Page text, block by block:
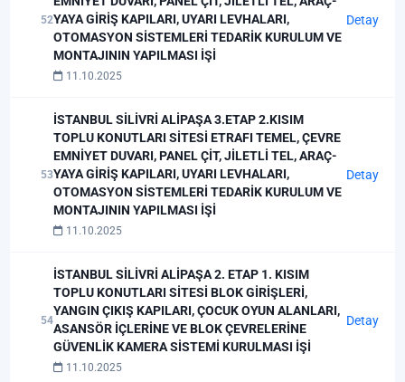
52YAYA GİRİŞ KAPILARI, UYARI LEVHALARI,
OTOMASYON SİSTEMLERİ TEDARİK KURULUM VE
MONTAJININ YAPILMASI İŞİ
11.10.2025
Detay
53
İSTANBUL SİLİVRİ ALİPAŞA 3.ETAP 2.KISIM
TOPLU KONUTLARI SİTESİ ETRAFI TEMEL, ÇEVRE
EMNİYET DUVARI, PANEL ÇİT, JİLETLİ TEL, ARAÇ-
YAYA GİRİŞ KAPILARI, UYARI LEVHALARI,
OTOMASYON SİSTEMLERİ TEDARİK KURULUM VE
MONTAJININ YAPILMASI İŞİ
11.10.2025
Detay
54
İSTANBUL SİLİVRİ ALİPAŞA 2. ETAP 1. KISIM
TOPLU KONUTLARI SİTESİ BLOK GİRİŞLERİ,
YANGIN ÇIKIŞ KAPILARI, ÇOCUK OYUN ALANLARI,
ASANSÖR İÇLERİNE VE BLOK ÇEVRELERİNE
GÜVENLİK KAMERA SİSTEMİ KURULMASI İŞİ
11.10.2025
Detay